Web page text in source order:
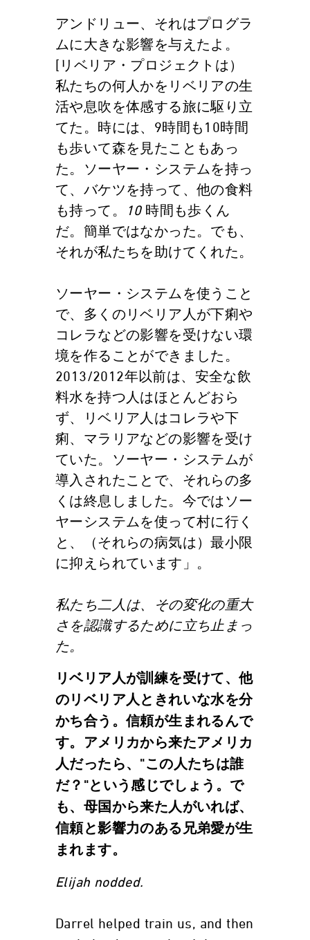
アンドリュー、それはプログラ
ムに大きな影響を与えたよ。
[リベリア・プロジェクトは）
私たちの何人かをリベリアの生
活や息吹を体感する旅に駆り立
てた。時には、9時間も10時間
も歩いて森を見たこともあっ
た。ソーヤー・システムを持っ
て、バケツを持って、他の食料
も持って。
10 時間も歩くん
だ。簡単ではなかった。でも、
それが私たちを助けてくれた。
ソーヤー・システムを使うこと
で、多くのリベリア人が下痢や
コレラなどの影響を受けない環
境を作ることができました。
2013/2012年以前は、安全な飲
料水を持つ人はほとんどおら
ず、リベリア人はコレラや下
痢、マラリアなどの影響を受け
ていた。ソーヤー・システムが
導入されたことで、それらの多
くは終息しました。今ではソー
ヤーシステムを使って村に行く
と、（それらの病気は）最小限
に抑えられています」。
私たち二人は、その変化の重大
さを認識するために立ち止まっ
た。
リベリア人が訓練を受けて、他
のリベリア人ときれいな水を分
かち合う。信頼が生まれるんで
す。アメリカから来たアメリカ
人だったら、"この人たちは誰
だ？"という感じでしょう。で
も、母国から来た人がいれば、
信頼と影響力のある兄弟愛が生
まれます。
Elijah nodded.
Darrel helped train us, and then